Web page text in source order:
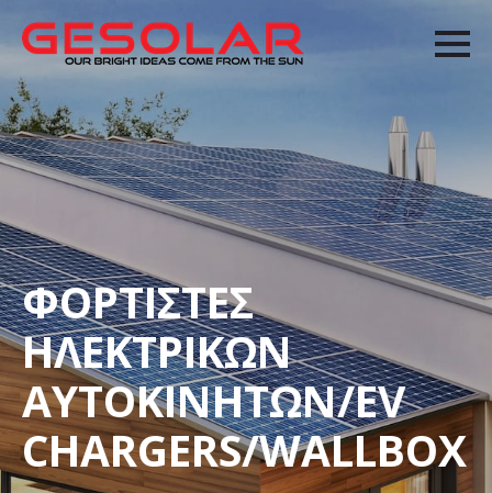
ΦΟΡΤΙΣΤΕΣ
ΗΛΕΚΤΡΙΚΩΝ
ΑΥΤΟΚΙΝΗΤΩΝ/EV
CHARGERS/WALLBOX